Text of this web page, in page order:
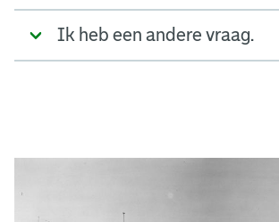
Ik heb een andere vraag.
e